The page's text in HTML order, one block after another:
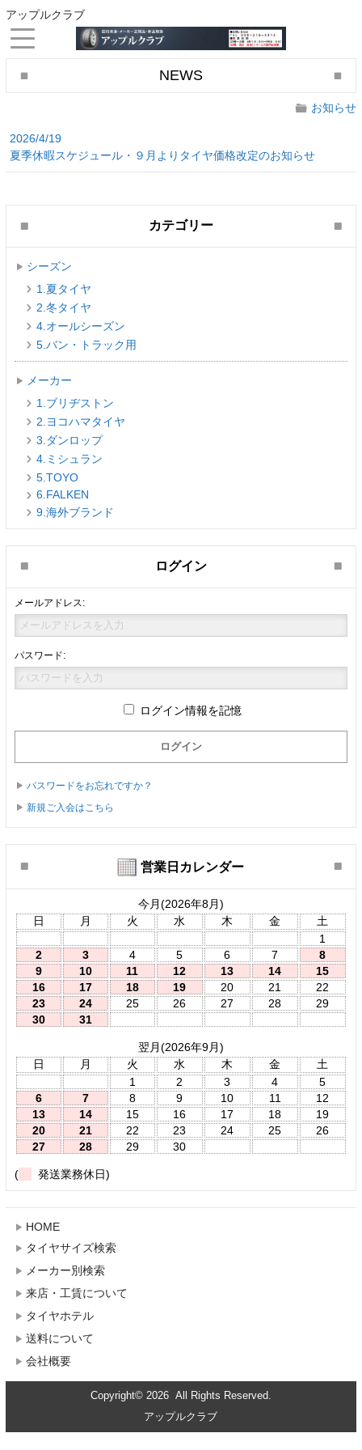
アップルクラブ
NEWS
お知らせ
2026/4/19
夏季休暇スケジュール・９月よりタイヤ価格改定のお知らせ
カテゴリー
シーズン
1.夏タイヤ
2.冬タイヤ
4.オールシーズン
5.バン・トラック用
メーカー
1.ブリヂストン
2.ヨコハマタイヤ
3.ダンロップ
4.ミシュラン
5.TOYO
6.FALKEN
9.海外ブランド
ログイン
メールアドレス:
パスワード:
ログイン情報を記憶
パスワードをお忘れですか？
新規ご入会はこちら
営業日カレンダー
今月(2026年8月)
日
月 火 水 木 金
土
1
2
3 4 5 6 7
8
9
10 11 12 13 14
15
16
17 18 19 20 21
22
23
24 25 26 27 28
29
30
31
翌月(2026年9月)
日
月 火 水 木 金
土
1
2 3 4
5
6
7 8 9 10 11
12
13
14 15 16 17 18
19
20
21 22 23 24 25
26
27
28 29 30
( 発送業務休日)
HOME
タイヤサイズ検索
メーカー別検索
来店・工賃について
タイヤホテル
送料について
会社概要
Copyright© 2026 All Rights Reserved.
アップルクラブ